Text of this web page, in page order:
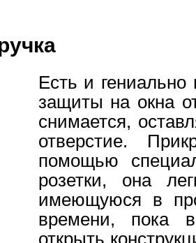
Есть и
защиты на окна
снимается,
отверстие.
помощью
розетки, она
имеющуюся в
времени, пока
открыть